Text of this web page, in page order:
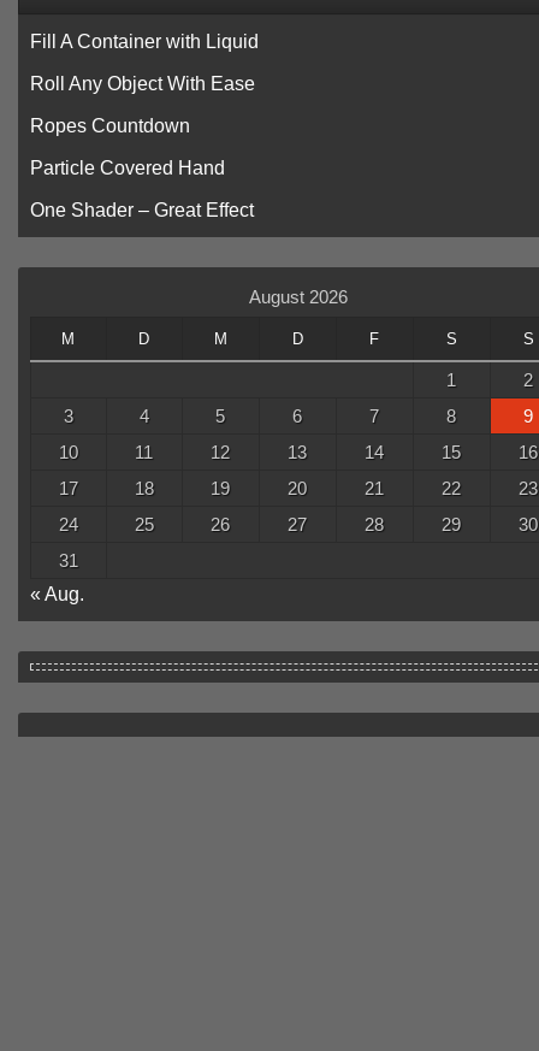
Fill A Container with Liquid
Roll Any Object With Ease
Ropes Countdown
Particle Covered Hand
One Shader – Great Effect
August 2026
M D M D F S S
1
2
3
4 5 6 7 8
9
10
11 12 13 14 15
16
17
18 19 20 21 22
23
24
25 26 27 28 29
30
31
« Aug.